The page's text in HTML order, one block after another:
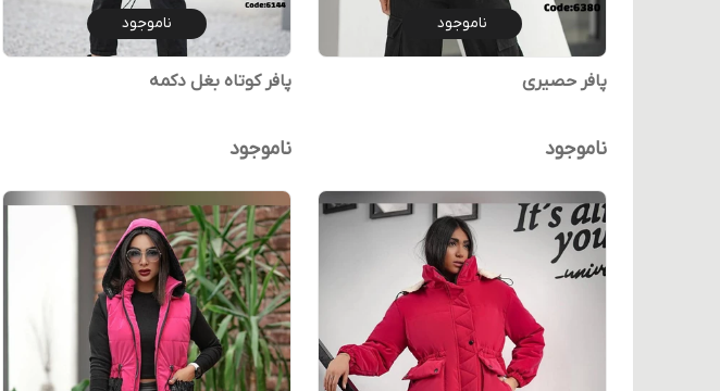
ناموجود
پافر حصیری
ناموجود
ناموجود
پافر کوتاه بغل دکمه
ناموجود